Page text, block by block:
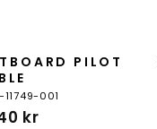
PILOT
001
kr